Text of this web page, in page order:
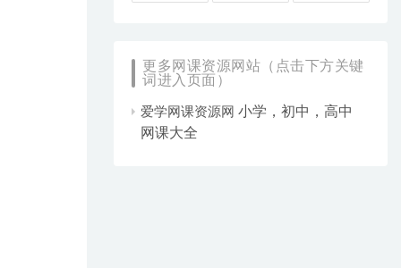
更多网课资源网站（点击下方关键
词进入页面）
爱学网课资源网 小学，初中，高中
网课大全